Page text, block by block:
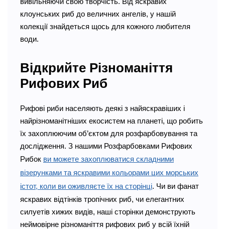
клоунських риб до величних ангелів, у нашій
колекції знайдеться щось для кожного любителя
води.
Відкрийте Різноманіття
Рифових Риб
Рифові риби населяють деякі з найяскравіших і
найрізноманітніших екосистем на планеті, що робить
їх захоплюючим об’єктом для розфарбовування та
дослідження. З нашими Розфарбовками Рифових
Рибок ви можете захоплюватися складними
візерунками та яскравими кольорами цих морських
істот, коли ви оживляєте їх на сторінці. Чи ви фанат
яскравих відтінків тропічних риб, чи елегантних
силуетів хижих видів, наші сторінки демонструють
неймовірне різноманіття рифових риб у всій їхній